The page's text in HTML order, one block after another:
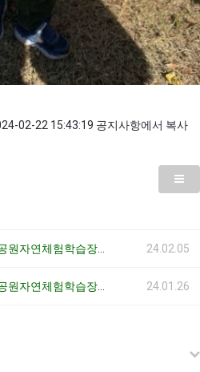
02-22 15:43:19 공지사항에서 복사
11월의 나루공원자연체험학습장 생태수업 24.02.05
11월의 나루공원자연체험학습장 생태수업 24.01.26